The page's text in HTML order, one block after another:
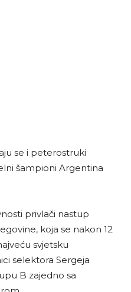
se i peterostruki
šampioni Argentina
privlači nastup
koja se nakon 12
svjetsku
selektora Sergeja
B zajedno sa